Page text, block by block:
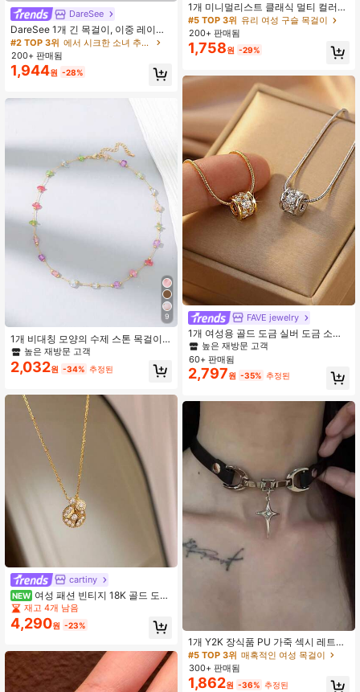
DareSee
DareSee 1개 긴 목걸이, 이중 레이어
금속 및 나무 십자가 펜던트 특징, 남
녀 모두에게 적합하며 일상 액세서리
로 착용 가능. 고딕 힙합 스타일과 Y2K
미학을 결합하여 일상 착용 또는 파티
#2 TOP 3위
에서 시크한 소녀 추천 상품
200+ 판매됨
1,944원 -28%
9
1개 비대칭 모양의 수제 스톤 목걸이
(스톤 색상 및 수량은 고정되어 있지
않으며, 꼬리 드롭은 무작위입니다)
높은 재방문 고객
2,032원 -34% 추정된
cartiny
NEW 여성 패션 빈티지 18K 골드 도금
지르코니아 인레이 반짝이는 별 라운
드 펜던트 목걸이
재고 4개 남음
4,290원 -23%
1개 미니멀리스트 클래식 멀티 컬러
비즈 초커 목걸이, 여성의 파티와 일상
착용에 적합
#5 TOP 3위 유리 여성 구슬 목걸이
200+ 판매됨
1,758원 -29%
FAVE jewelry
1개 여성용 골드 도금 실버 도금 소형
원통형 펜던트 목걸이, 라운드 배럴 매
력 주얼리, 슬림 스네이크 체인, 중공
디자인, 다이아몬드 컷 CZ 큐빅 지르
코니아 크리스탈 라인스톤 장식, 반짝
이는, 조절 가능한 길이 체인, 저자극
성 니켈 프리 합금 금속, 가벼운, 섬세
한, 우아한, 클래식, 시대를 초월한, 웨
딩, 약혼, 신부 들러리, 약속, 커플, 베
스트 프렌드, 기념일, 생일, 발렌타인
데이 선물, 여자친구, 아내, 엄마, 자매,
딸 선물, 브라이덜 샤워, 파티, 프롬, 날
짜 나이트, 일상 착용, 공식 저녁, 특별
한 행사
높은 재방문 고객
60+ 판매됨
2,797원 -35% 추정된
1개 Y2K 장식품 PU 가죽 섹시 레트로
목걸이, 여성에게 적합, 배디 고스 스
타일 주얼리 액세서리 선물
#5 TOP 3위 매혹적인 여성 목걸이
300+ 판매됨
1,862원 -36% 추정된